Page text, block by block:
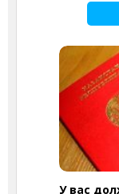
У вас